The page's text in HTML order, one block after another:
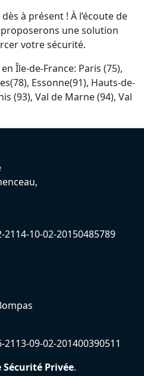
à présent ! À l’écoute de
une solution
votre sécurité.
Île-de-France: Paris (75),
Essonne(91), Hauts-de-
(93), Val de Marne (94), Val
10-02-20150485789
09-02-201400390511
Sécurité Privée.